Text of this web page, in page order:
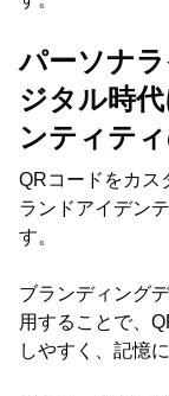
パーソナ
ジタル時
ンティテ
QRコードをカス
ランドアイデン
す。
ブランディング
用することで、
しやすく、記憶